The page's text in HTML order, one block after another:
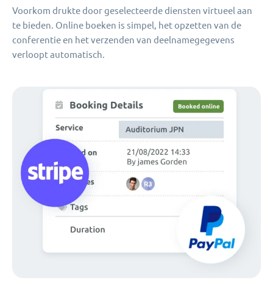
Voorkom drukte door geselecteerde diensten virtueel aan
te bieden. Online boeken is simpel, het opzetten van de
conferentie en het verzenden van deelnamegegevens
verloopt automatisch.